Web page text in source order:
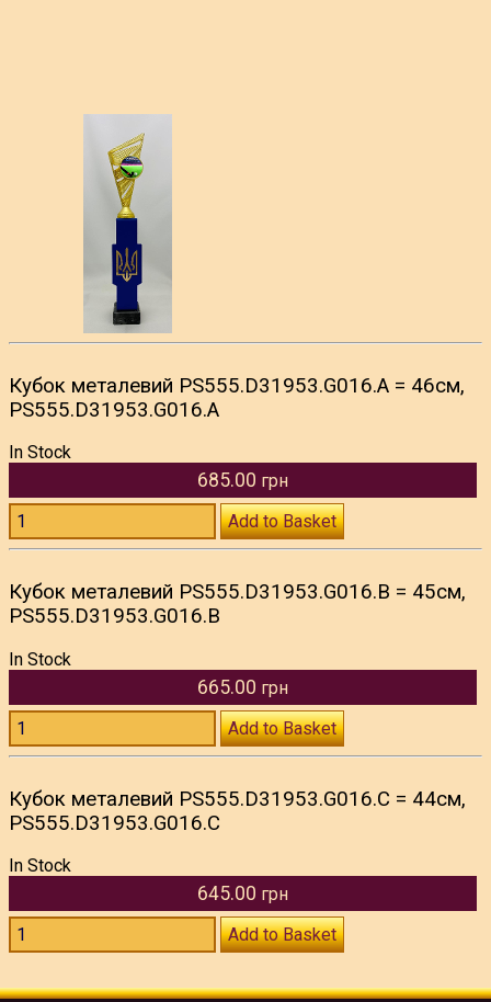
Кубок металевий PS555.D31953.G016.А = 46см,
PS555.D31953.G016.А
In Stock
685.00 грн
Add to Basket
Кубок металевий PS555.D31953.G016.В = 45см,
PS555.D31953.G016.В
In Stock
665.00 грн
Add to Basket
Кубок металевий PS555.D31953.G016.С = 44см,
PS555.D31953.G016.С
In Stock
645.00 грн
Add to Basket